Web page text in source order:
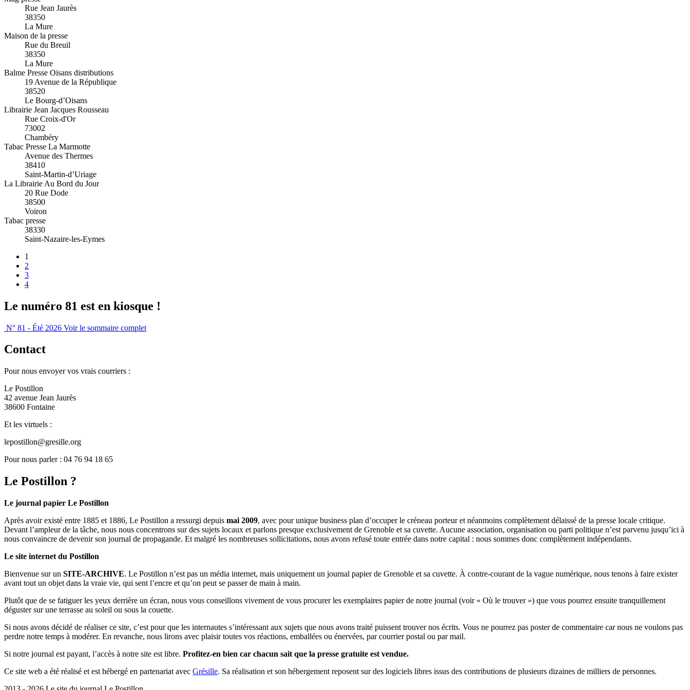
Rue Jean Jaurès
38350
La Mure
Maison de la presse
Rue du Breuil
38350
La Mure
Balme Presse Oisans distributions
19 Avenue de la République
38520
Le Bourg-d’Oisans
Librairie Jean Jacques Rousseau
Rue Croix-d'Or
73002
Chambéry
Tabac Presse La Marmotte
Avenue des Thermes
38410
Saint-Martin-d’Uriage
La Librairie Au Bord du Jour
20 Rue Dode
38500
Voiron
Tabac presse
38330
Saint-Nazaire-les-Eymes
1
2
3
4
Le numéro 81 est en kiosque !
N° 81 - Été 2026 Voir le sommaire complet
Contact
Pour nous envoyer vos vrais courriers :
Le Postillon
42 avenue Jean Jaurès
38600 Fontaine
Et les virtuels :
lepostillon@gresille.org
Pour nous parler : 04 76 94 18 65
Le Postillon ?
Le journal papier Le Postillon
Après avoir existé entre 1885 et 1886, Le Postillon a ressurgi depuis mai 2009, avec pour unique business plan d’occuper le créneau porteur et néanmoins complètement délaissé de la presse locale critique.
Devant l’ampleur de la tâche, nous nous concentrons sur des sujets locaux et parlons presque exclusivement de Grenoble et sa cuvette. Aucune association, organisation ou parti politique n’est parvenu jusqu’ici à
nous convaincre de devenir son journal de propagande. Et malgré les nombreuses sollicitations, nous avons refusé toute entrée dans notre capital : nous sommes donc complètement indépendants.
Le site internet du Postillon
Bienvenue sur un SITE-ARCHIVE. Le Postillon n’est pas un média internet, mais uniquement un journal papier de Grenoble et sa cuvette. À contre-courant de la vague numérique, nous tenons à faire exister
avant tout un objet dans la vraie vie, qui sent l’encre et qu’on peut se passer de main à main.
Plutôt que de se fatiguer les yeux derrière un écran, nous vous conseillons vivement de vous procurer les exemplaires papier de notre journal (voir « Où le trouver ») que vous pourrez ensuite tranquillement
déguster sur une terrasse au soleil ou sous la couette.
Si nous avons décidé de réaliser ce site, c’est pour que les internautes s’intéressant aux sujets que nous avons traité puissent trouver nos écrits. Vous ne pourrez pas poster de commentaire car nous ne voulons pas
perdre notre temps à modérer. En revanche, nous lirons avec plaisir toutes vos réactions, emballées ou énervées, par courrier postal ou par mail.
Si notre journal est payant, l’accès à notre site est libre. Profitez-en bien car chacun sait que la presse gratuite est vendue.
Ce site web a été réalisé et est hébergé en partenariat avec Grésille. Sa réalisation et son hébergement reposent sur des logiciels libres issus des contributions de plusieurs dizaines de milliers de personnes.